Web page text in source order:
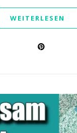
WEITERLESEN